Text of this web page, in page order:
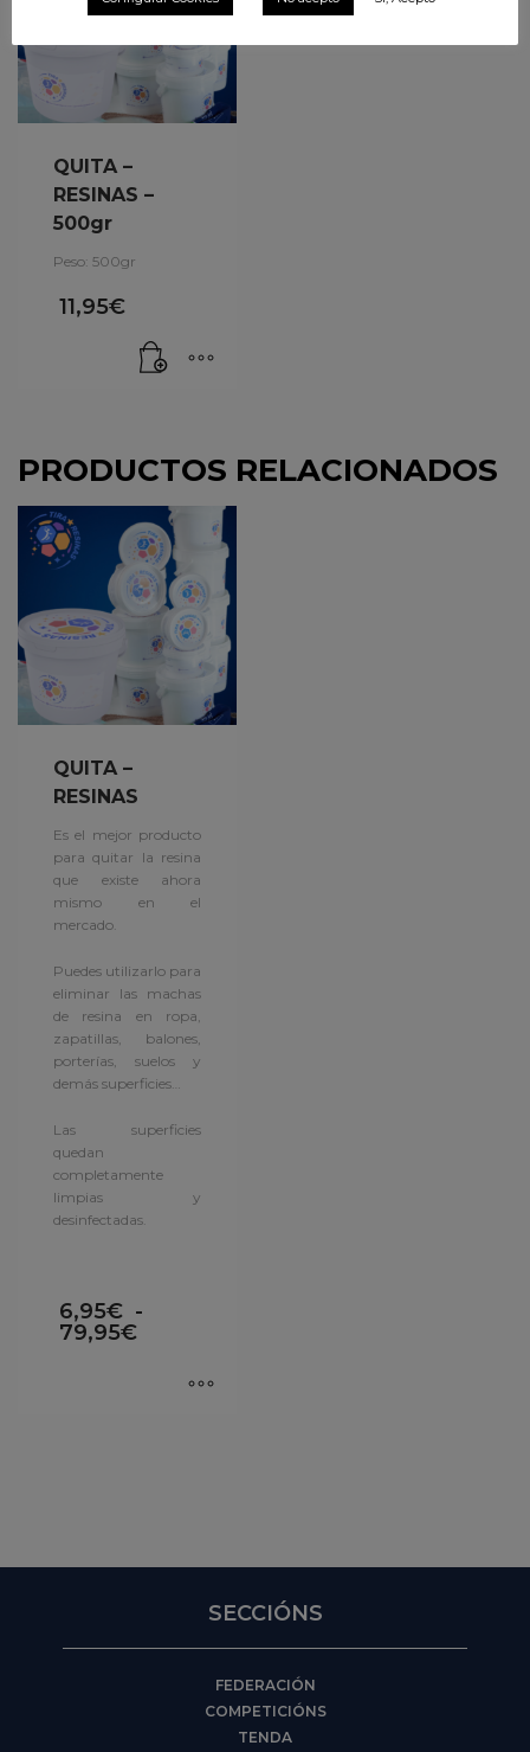
QUITA –
RESINAS –
500gr
Peso: 500gr
11,95€
PRODUCTOS RELACIONADOS
QUITA –
RESINAS
Es el mejor producto
para quitar la resina
que existe ahora
mismo en el
mercado.
Puedes utilizarlo para
eliminar las machas
de resina en ropa,
zapatillas, balones,
porterías, suelos y
demás superficies…
Las superficies
quedan
completamente
limpias y
desinfectadas.
6,95€ -
79,95€
SECCIÓNS
FEDERACIÓN
COMPETICIÓNS
TENDA